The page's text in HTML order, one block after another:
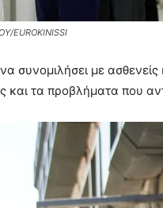
συνομιλήσει με
και τα προβλήματα που